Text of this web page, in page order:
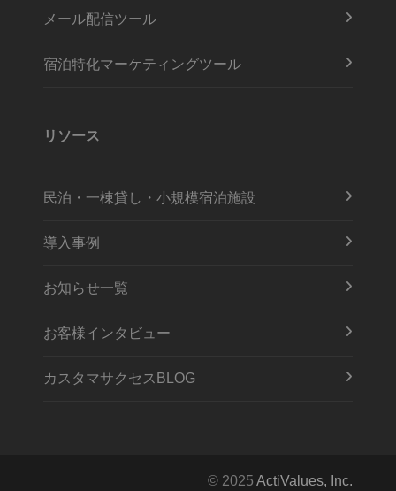
メール配信ツール
宿泊特化マーケティングツール
リソース
民泊・一棟貸し・小規模宿泊施設
導入事例
お知らせ一覧
お客様インタビュー
カスタマサクセスBLOG
© 2025 ActiValues, Inc.